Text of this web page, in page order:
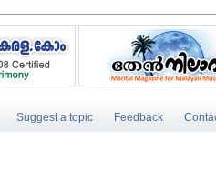
Suggest a topic Feedback